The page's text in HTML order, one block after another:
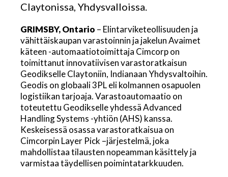
Claytonissa, Yhdysvalloissa.
GRIMSBY, Ontario – Elintarviketeollisuuden ja
vähittäiskaupan varastoinnin ja jakelun Avaimet
käteen -automaatiotoimittaja Cimcorp on
toimittanut innovatiivisen varastoratkaisun
Geodikselle Claytoniin, Indianaan Yhdysvaltoihin.
Geodis on globaali 3PL eli kolmannen osapuolen
logistiikan tarjoaja. Varastoautomaatio on
toteutettu Geodikselle yhdessä Advanced
Handling Systems -yhtiön (AHS) kanssa.
Keskeisessä osassa varastoratkaisua on
Cimcorpin Layer Pick –järjestelmä, joka
mahdollistaa tilausten nopeamman käsittely ja
varmistaa täydellisen poimintatarkkuuden.